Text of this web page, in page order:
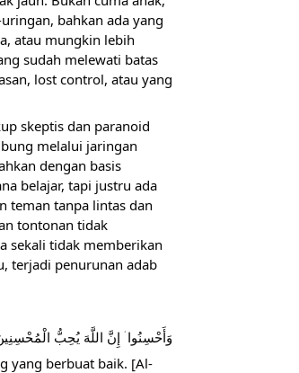
bahkan ada yang
atau mungkin lebih
sudah melewati batas
lost control, atau yang
skeptis dan paranoid
melalui jaringan
dengan basis
belajar, tapi justru ada
teman tanpa lintas dan
tontonan tidak
sekali tidak memberikan
terjadi penurunan adab
وَأَحْسِنُوا ۛ إِنَّ اللَّهَ يُحِبُّ
yang berbuat baik. [Al-